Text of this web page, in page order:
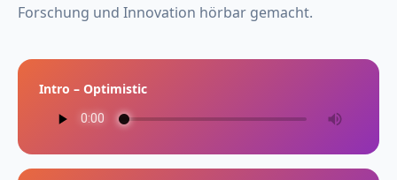
Forschung und Innovation hörbar gemacht.
Intro – Optimistic